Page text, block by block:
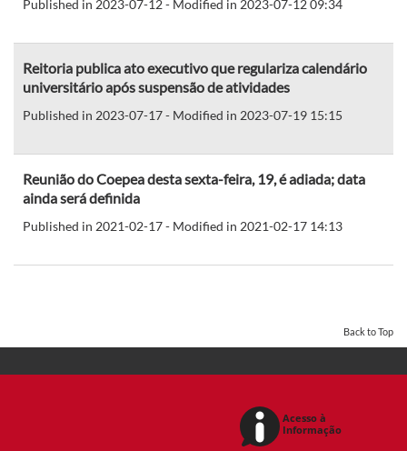
Published in 2023-07-12 - Modified in 2023-07-12 09:34
Reitoria publica ato executivo que regulariza calendário
universitário após suspensão de atividades
Published in 2023-07-17 - Modified in 2023-07-19 15:15
Reunião do Coepea desta sexta-feira, 19, é adiada; data
ainda será definida
Published in 2021-02-17 - Modified in 2021-02-17 14:13
Back to Top